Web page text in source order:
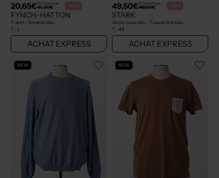
20,65€Prix boutique :
41,30€ -50%
FYNCH-HATTON
T-shirt - Broderie bleu
T : L
ACHAT EXPRESS
49,50€Prix boutique :
99,00€ -50%
STARK
Jeans coupe slim - Tissage brut bleu
T : 44
ACHAT EXPRESS
NEW NEW